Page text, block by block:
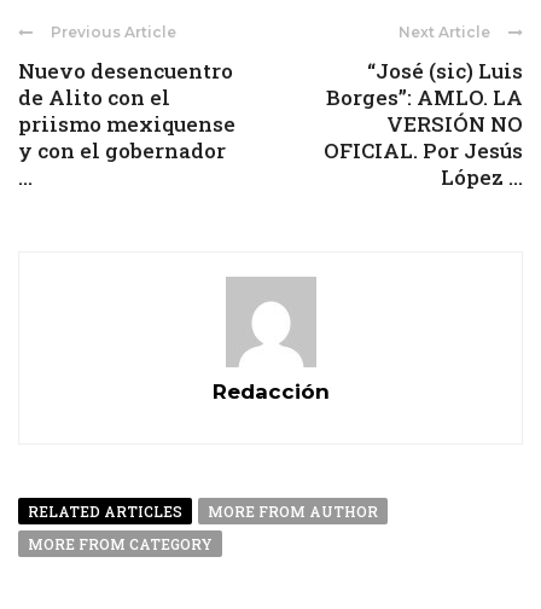
Previous Article
Nuevo desencuentro
de Alito con el
priismo mexiquense
y con el gobernador
...
Next Article
“José (sic) Luis
Borges”: AMLO. LA
VERSIÓN NO
OFICIAL. Por Jesús
López ...
Redacción
RELATED ARTICLES
MORE FROM AUTHOR
MORE FROM CATEGORY